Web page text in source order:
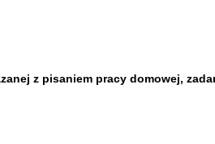
z pisaniem pracy domowej,